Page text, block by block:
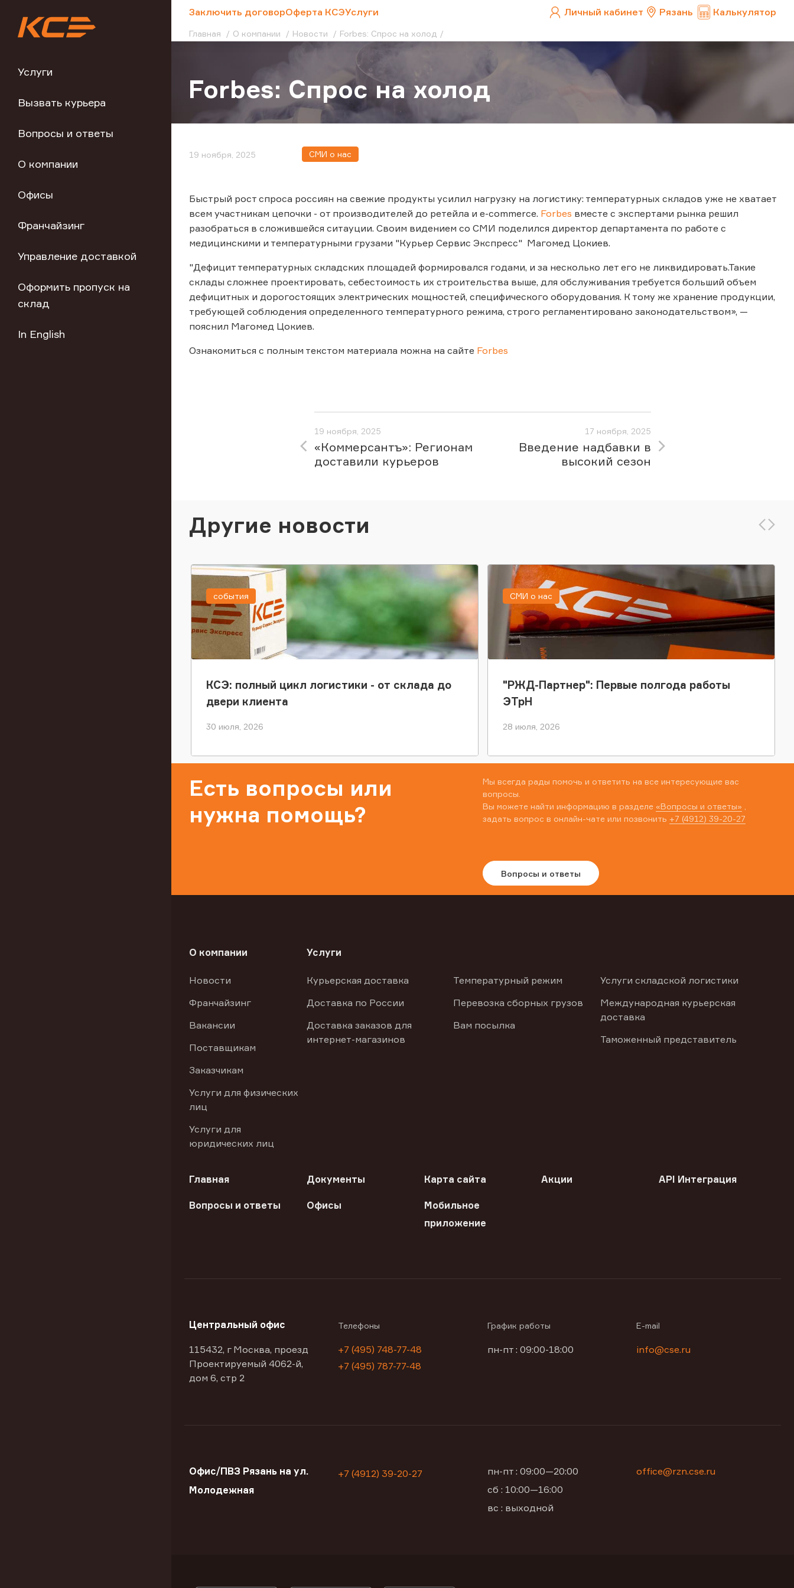
Услуги
Вызвать курьера
Вопросы и ответы
О компании
Офисы
Франчайзинг
Управление доставкой
Оформить пропуск на
склад
In English
Заключить договорОферта КСЭУслуги Личный кабинет Рязань Калькулятор
Главная О компании Новости Forbes: Спрос на холод
Forbes: Спрос на холод
19 ноября, 2025 СМИ о нас
Быстрый рост спроса россиян на свежие продукты усилил нагрузку на логистику: температурных складов уже не хватает
всем участникам цепочки - от производителей до ретейла и e-commerce. Forbes вместе с экспертами рынка решил
разобраться в сложившейся ситауции. Своим видением со СМИ поделился директор департамента по работе с
медицинскими и температурными грузами "Курьер Сервис Экспресс" Магомед Цокиев.
"Дефицит температурных складских площадей формировался годами, и за несколько лет его не ликвидировать.Такие
склады сложнее проектировать, себестоимость их строительства выше, для обслуживания требуется больший объем
дефицитных и дорогостоящих электрических мощностей, специфического оборудования. К тому же хранение продукции,
требующей соблюдения определенного температурного режима, строго регламентировано законодательством», —
пояснил Магомед Цокиев.
Ознакомиться с полным текстом материала можна на сайте Forbes
19 ноября, 2025
«Коммерсантъ»: Регионам
доставили курьеров
17 ноября, 2025
Введение надбавки в
высокий сезон
Другие новости
КСЭ: полный цикл логистики - от склада до
двери клиента
30 июля, 2026
события
"РЖД-Партнер": Первые полгода работы
ЭТрН
28 июля, 2026
СМИ о нас
Есть вопросы или
нужна помощь?
Мы всегда рады помочь и ответить на все интересующие вас
вопросы.
Вы можете найти информацию в разделе «Вопросы и ответы»
задать вопрос в онлайн-чате или позвонить +7 (4912) 39-20-27
Вопросы и ответы
О компании
Новости
Франчайзинг
Вакансии
Поставщикам
Заказчикам
Услуги для физических
лиц
Услуги для
юридических лиц
Услуги
Курьерская доставка
Доставка по России
Доставка заказов для
интернет-магазинов
Температурный режим
Перевозка сборных грузов
Вам посылка
Услуги складской логистики
Международная курьерская
доставка
Таможенный представитель
Главная Документы Карта сайта Акции API Интеграция
Вопросы и ответы Офисы
Мобильное
приложение
Центральный офис
115432, г Москва, проезд
Проектируемый 4062-й,
дом 6, стр 2
Телефоны
+7 (495) 748-77-48
+7 (495) 787-77-48
График работы
пн-пт : 09:00-18:00
E-mail
info@cse.ru
Офис/ПВЗ Рязань на ул.
Молодежная
+7 (4912) 39-20-27
пн-пт : 09:00—20:00
сб : 10:00—16:00
вс : выходной
office@rzn.cse.ru